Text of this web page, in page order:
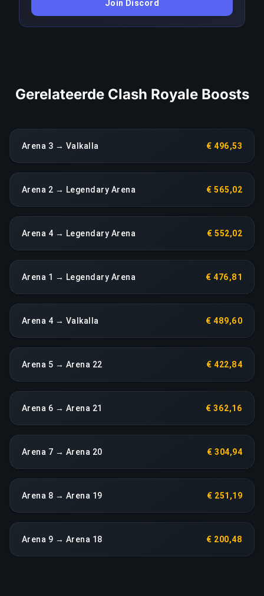
voor te blijven; elke aanhoudende terugval in
Join Discord
Gerelateerde Clash Royale Boosts
Arena 3 → Valkalla € 496,53
Arena 2 → Legendary Arena € 565,02
Arena 4 → Legendary Arena € 552,02
Arena 1 → Legendary Arena € 476,81
Arena 4 → Valkalla € 489,60
Arena 5 → Arena 22 € 422,84
Arena 6 → Arena 21 € 362,16
Arena 7 → Arena 20 € 304,94
Arena 8 → Arena 19 € 251,19
Arena 9 → Arena 18 € 200,48